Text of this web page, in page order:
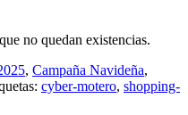
no quedan existencias.
, Campaña Navideña,
cyber-motero, shopping-